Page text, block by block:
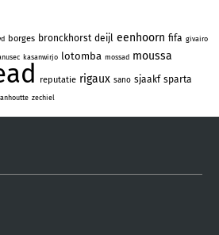
borges bronckhorst deijl eenhoorn fifa givairo
kasanwirjo lotomba mossad moussa
reputatie rigaux sano sjaakf sparta
zechiel